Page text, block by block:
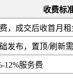
收费标
，成交后收首月租
发布，置顶/刷新
12%服务费